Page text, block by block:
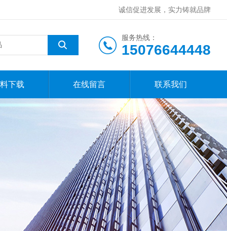
诚信促进发展，实力铸就品牌
服务热线：
15076644448
下载 在线留言 联系我们